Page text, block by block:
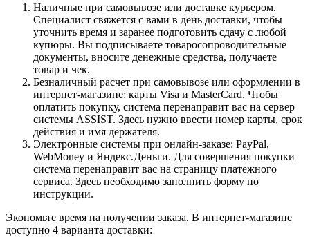
Наличные при самовывозе или доставке курьером.
Специалист свяжется с вами в день доставки, чтобы
уточнить время и заранее подготовить сдачу с любой
купюры. Вы подписываете товаросопроводительные
документы, вносите денежные средства, получаете
товар и чек.
Безналичный расчет при самовывозе или оформлении в
интернет-магазине: карты Visa и MasterCard. Чтобы
оплатить покупку, система перенаправит вас на сервер
системы ASSIST. Здесь нужно ввести номер карты, срок
действия и имя держателя.
Электронные системы при онлайн-заказе: PayPal,
WebMoney и Яндекс.Деньги. Для совершения покупки
система перенаправит вас на страницу платежного
сервиса. Здесь необходимо заполнить форму по
инструкции.
Экономьте время на получении заказа. В интернет-магазине
доступно 4 варианта доставки: